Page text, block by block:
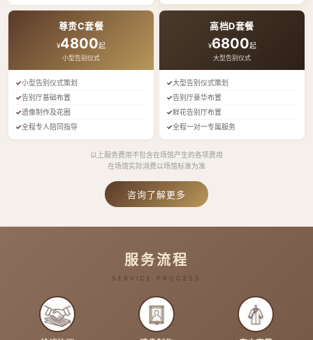
尊贵C套餐
¥4800起
小型告别仪式
小型告别仪式策划
告别厅基础布置
遗像制作及花圈
全程专人陪同指导
高档D套餐
¥6800起
大型告别仪式
大型告别仪式策划
告别厅豪华布置
鲜花告别厅布置
全程一对一专属服务
以上服务费用不包含在场馆产生的各项费用
在场馆实际消费以场馆标准为准
咨询了解更多
服务流程
SERVICE PROCESS